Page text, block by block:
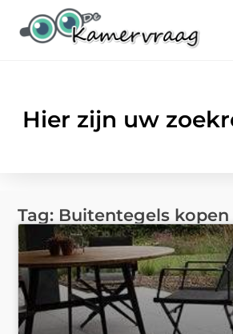
Hier zijn uw
Tag: Buitentegels kopen